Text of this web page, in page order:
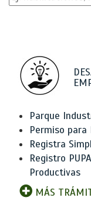
Parque
Permiso para
Registra
Registro
Productivas
MÁS